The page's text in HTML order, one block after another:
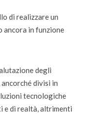
di realizzare un
ancora in funzione
degli
divisi in
tecnologiche
e di realtà, altrimenti